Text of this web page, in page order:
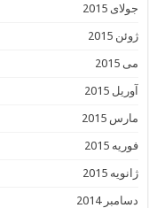
جولای 2015
ژوئن 2015
می 2015
آوریل 2015
مارس 2015
فوریه 2015
ژانویه 2015
دسامبر 2014